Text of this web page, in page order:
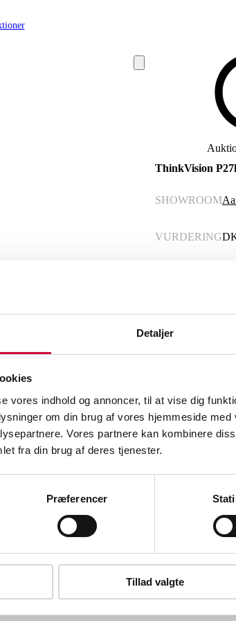
Detaljer
vores indhold og annoncer, til at vise dig
om din brug af vores hjemmeside
Vores partnere kan kombinere
fra din brug af deres tjenester.
Præferencer
Tillad valgte
ThinkVision
SHOWROOM
VURDERING
ThinkVision P27h-
Gør et kup ved at
konkursboer mm..
konkursauktionerne
og modtag nyheder samt tilbud direkte i din